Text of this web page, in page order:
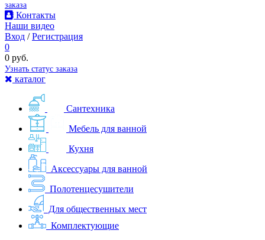
заказа
Контакты
Наши видео
Вход /Регистрация
0
0 руб.
Узнать статус заказа
каталог
Сантехника
Мебель для ванной
Кухня
Аксессуары для ванной
Полотенцесушители
Для общественных мест
Комплектующие